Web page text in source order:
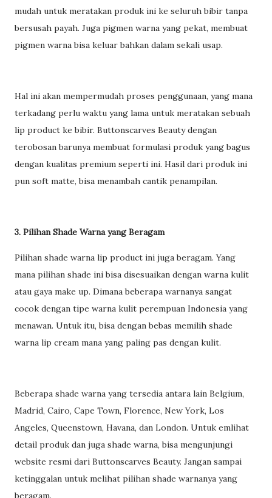
mudah untuk meratakan produk ini ke seluruh bibir tanpa
bersusah payah. Juga pigmen warna yang pekat, membuat
pigmen warna bisa keluar bahkan dalam sekali usap.
Hal ini akan mempermudah proses penggunaan, yang mana
terkadang perlu waktu yang lama untuk meratakan sebuah
lip product ke bibir. Buttonscarves Beauty dengan
terobosan barunya membuat formulasi produk yang bagus
dengan kualitas premium seperti ini. Hasil dari produk ini
pun soft matte, bisa menambah cantik penampilan.
3. Pilihan Shade Warna yang Beragam
Pilihan shade warna lip product ini juga beragam. Yang
mana pilihan shade ini bisa disesuaikan dengan warna kulit
atau gaya make up. Dimana beberapa warnanya sangat
cocok dengan tipe warna kulit perempuan Indonesia yang
menawan. Untuk itu, bisa dengan bebas memilih shade
warna lip cream mana yang paling pas dengan kulit.
Beberapa shade warna yang tersedia antara lain Belgium,
Madrid, Cairo, Cape Town, Florence, New York, Los
Angeles, Queenstown, Havana, dan London. Untuk emlihat
detail produk dan juga shade warna, bisa mengunjungi
website resmi dari Buttonscarves Beauty. Jangan sampai
ketinggalan untuk melihat pilihan shade warnanya yang
beragam.